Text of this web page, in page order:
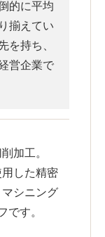
的に平均
揃えてい
を持ち、
営企業で
加工。
した精密
シニング
です。